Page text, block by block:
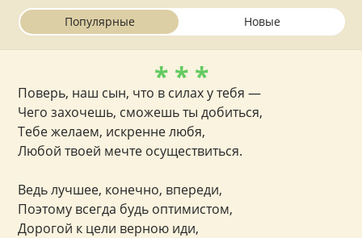
Популярные Новые
* * *
Поверь, наш сын, что в силах у тебя —
Чего захочешь, сможешь ты добиться,
Тебе желаем, искренне любя,
Любой твоей мечте осуществиться.
Ведь лучшее, конечно, впереди,
Поэтому всегда будь оптимистом,
Дорогой к цели верною иди,